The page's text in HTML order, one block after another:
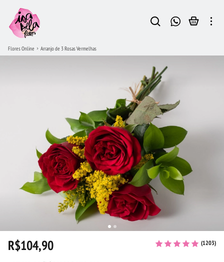
Flores Online Arranjo de 3 Rosas Vermelhas
R$104,90 (1203)